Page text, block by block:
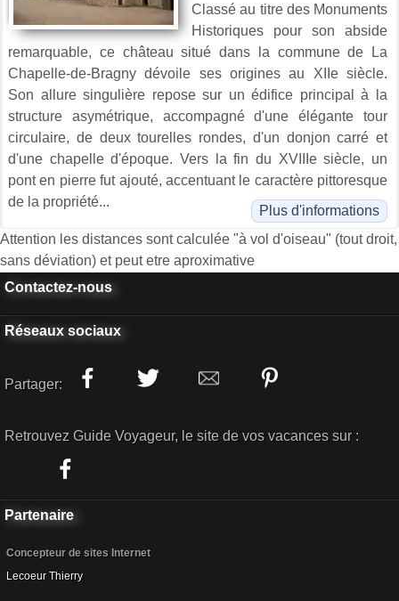
Classé au titre des Monuments
Historiques pour son abside
remarquable, ce château situé dans la commune de La
Chapelle-de-Bragny dévoile ses origines au XIIe siècle.
Son allure singulière repose sur un édifice principal à la
structure asymétrique, accompagné d'une élégante tour
circulaire, de deux tourelles rondes, d'un donjon carré et
d'une chapelle d'époque. Vers la fin du XVIIIe siècle, un
pont en pierre fut ajouté, accentuant le caractère pittoresque
de la propriété...
Plus d'informations
Attention les distances sont calculée "à vol d'oiseau" (tout droit,
sans déviation) et peut etre aproximative
Contactez-nous
Réseaux sociaux
Partager:
Retrouvez Guide Voyageur, le site de vos vacances sur :
Partenaire
Concepteur de sites Internet
Lecoeur Thierry